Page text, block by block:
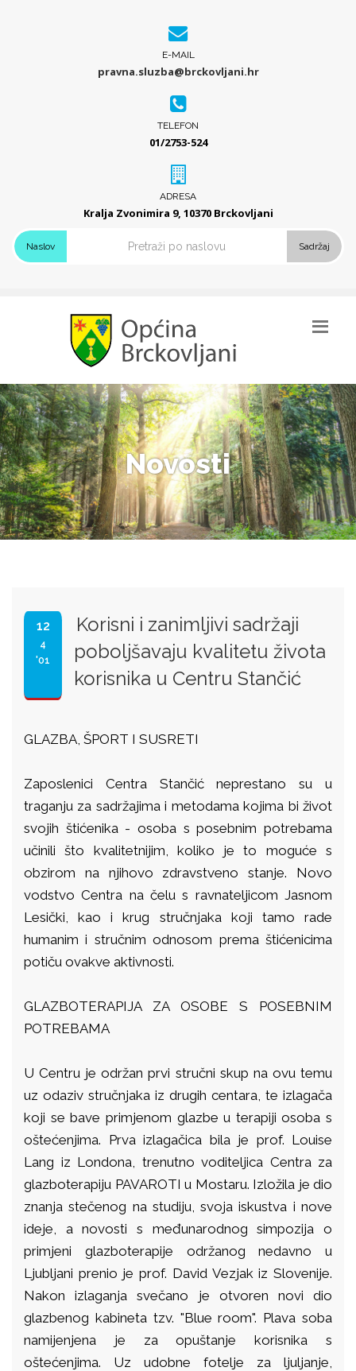
E-MAIL
pravna.sluzba@brckovljani.hr
TELEFON
01/2753-524
ADRESA
Kralja Zvonimira 9, 10370 Brckovljani
Naslov Sadržaj
Novosti
12
4
'01
Korisni i zanimljivi sadržaji
poboljšavaju kvalitetu života
korisnika u Centru Stančić
GLAZBA, ŠPORT I SUSRETI
Zaposlenici Centra Stančić neprestano su u
traganju za sadržajima i metodama kojima bi život
svojih štićenika - osoba s posebnim potrebama
učinili što kvalitetnijim, koliko je to moguće s
obzirom na njihovo zdravstveno stanje. Novo
vodstvo Centra na čelu s ravnateljicom Jasnom
Lesički, kao i krug stručnjaka koji tamo rade
humanim i stručnim odnosom prema štićenicima
potiču ovakve aktivnosti.
GLAZBOTERAPIJA ZA OSOBE S POSEBNIM
POTREBAMA
U Centru je održan prvi stručni skup na ovu temu
uz odaziv stručnjaka iz drugih centara, te izlagača
koji se bave primjenom glazbe u terapiji osoba s
oštećenjima. Prva izlagačica bila je prof. Louise
Lang iz Londona, trenutno voditeljica Centra za
glazboterapiju PAVAROTI u Mostaru. Izložila je dio
znanja stečenog na studiju, svoja iskustva i nove
ideje, a novosti s međunarodnog simpozija o
primjeni glazboterapije održanog nedavno u
Ljubljani prenio je prof. David Vezjak iz Slovenije.
Nakon izlaganja svečano je otvoren novi dio
glazbenog kabineta tzv. "Blue room". Plava soba
namijenjena je za opuštanje korisnika s
oštećenjima. Uz udobne fotelje za ljuljanje,